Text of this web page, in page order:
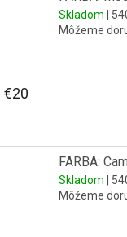
Skladom |
Môžeme
€20
FARBA:
Skladom |
Môžeme